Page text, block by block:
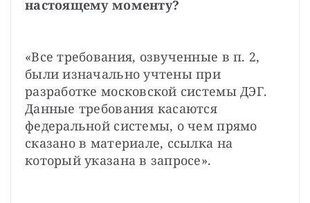
настоящему моменту?
«Все требования, озвученные в п. 2,
были изначально учтены при
разработке московской системы ДЭГ.
Данные требования касаются
федеральной системы, о чем прямо
сказано в материале, ссылка на
который указана в запросе».